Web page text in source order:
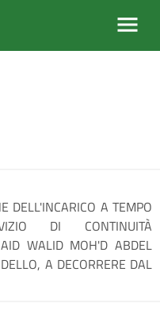
DELL'INCARICO A TEMPO
DI CONTINUITÀ
WALID MOH'D ABDEL
A DECORRERE DAL